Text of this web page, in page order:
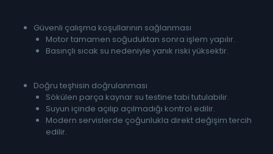
Güvenli çalışma koşullarının sağlanması
Motor tamamen soğuduktan sonra işlem yapılır.
Basınçlı sıcak su nedeniyle yanık riski yüksektir.
Doğru teşhisin doğrulanması
Sökülen parça kaynar su testine tabi tutulabilir.
Suyun içinde açılıp açılmadığı kontrol edilir.
Modern servislerde çoğunlukla direkt değişim tercih
edilir.